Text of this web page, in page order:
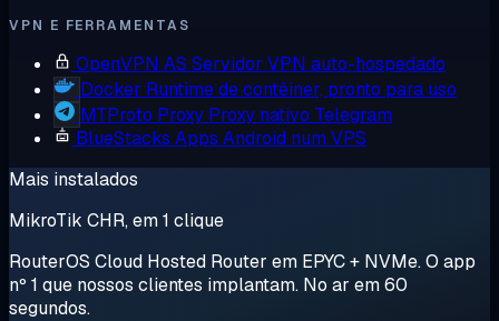
VPN E FERRAMENTAS
OpenVPN AS Servidor VPN auto-hospedado
Docker Runtime de contêiner, pronto para uso
MTProto Proxy Proxy nativo Telegram
BlueStacks Apps Android num VPS
Mais instalados
MikroTik CHR, em 1 clique
RouterOS Cloud Hosted Router em EPYC + NVMe. O app
nº 1 que nossos clientes implantam. No ar em 60
segundos.